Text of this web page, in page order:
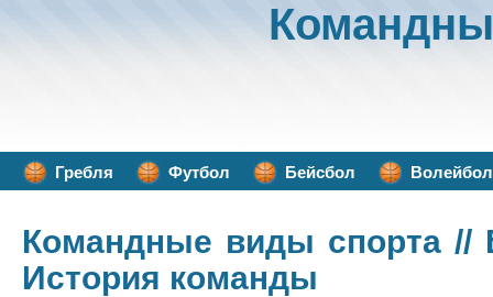
Гребля Футбол Бейсбол Волейбол
Командные виды спорта //
История команды